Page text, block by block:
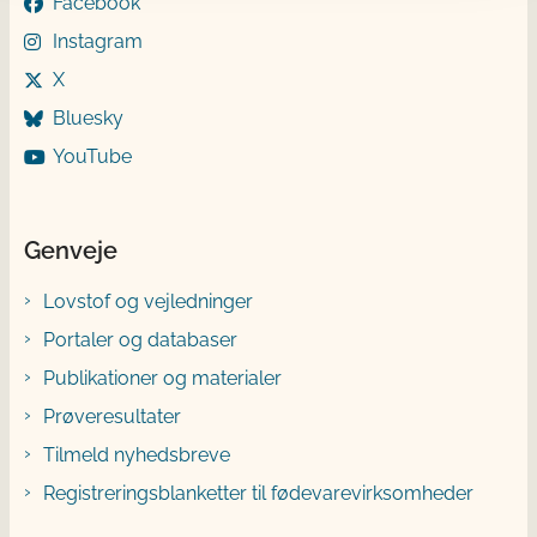
Instagram
X
Bluesky
YouTube
Genveje
Lovstof og vejledninger
Portaler og databaser
Publikationer og materialer
Prøveresultater
Tilmeld nyhedsbreve
Registreringsblanketter til fødevarevirksomheder